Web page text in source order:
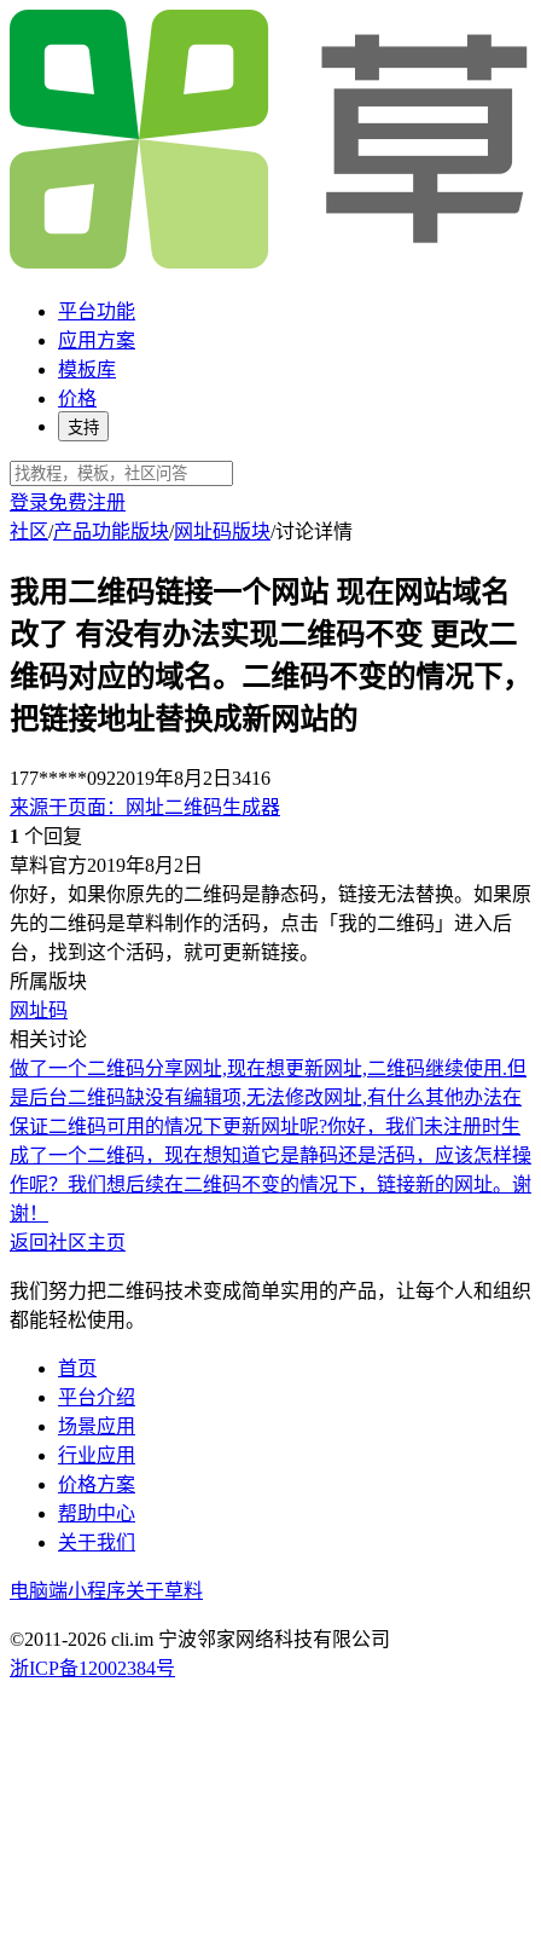
平台功能
应用方案
模板库
价格
支持
登录免费注册
社区/产品功能版块/网址码版块/讨论详情
我用二维码链接一个网站 现在网站域名
改了 有没有办法实现二维码不变 更改二
维码对应的域名。二维码不变的情况下，
把链接地址替换成新网站的
177*****0922019年8月2日 3416
来源于页面 ：
网址二维码生成器
1 个回复
草料官方2019年8月2日
你好，如果你原先的二维码是静态码，链接无法替换。如果原
先的二维码是草料制作的活码，点击「我的二维码」进入后
台，找到这个活码，就可更新链接。
所属版块
网址码
相关讨论
做了一个二维码分享网址,现在想更新网址,二维码继续使用.但
是后台二维码缺没有编辑项,无法修改网址,有什么其他办法在
保证二维码可用的情况下更新网址呢?你好，我们未注册时生
成了一个二维码，现在想知道它是静码还是活码，应该怎样操
作呢？我们想后续在二维码不变的情况下，链接新的网址。谢
谢！
返回社区主页
我们努力把二维码技术变成简单实用的产品，让每个人和组织
都能轻松使用。
首页
平台介绍
场景应用
行业应用
价格方案
帮助中心
关于我们
电脑端小程序关于草料
©2011-2026 cli.im 宁波邻家网络科技有限公司
浙ICP备12002384号